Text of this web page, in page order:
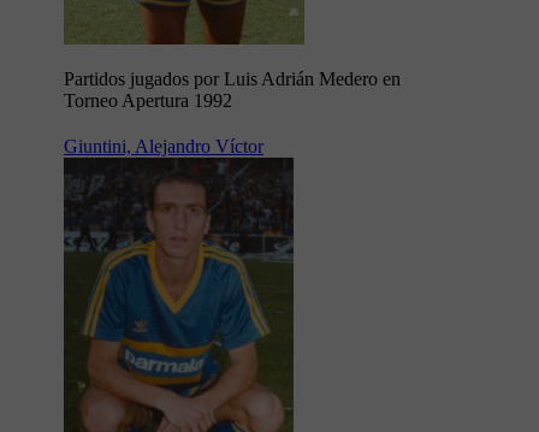
Partidos jugados por Luis Adrián Medero en
Torneo Apertura 1992
Giuntini, Alejandro Víctor